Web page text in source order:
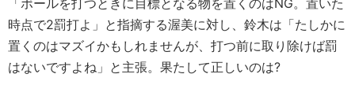
時点で2罰打よ」と指摘する渥美に対し、鈴木は「たしかに
置くのはマズイかもしれませんが、打つ前に取り除けば罰
はないですよね」と主張。果たして正しいのは?